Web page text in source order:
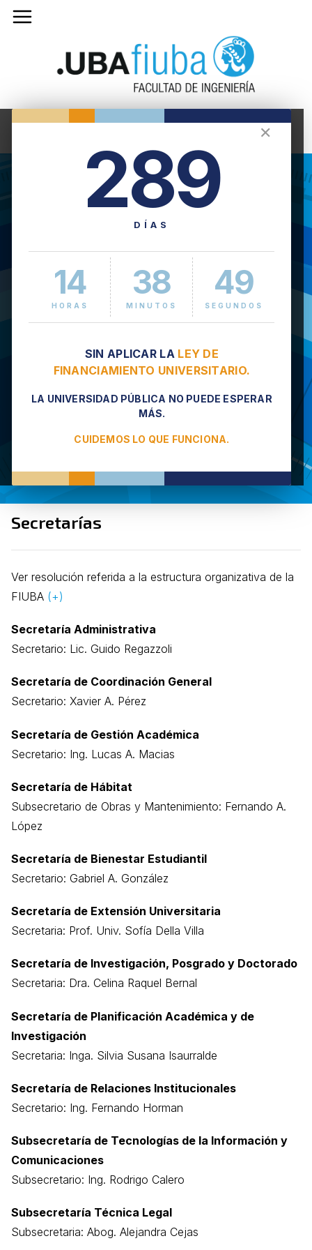
✕
289
DÍAS
14
HORAS
38
MINUTOS
50
SEGUNDOS
SIN APLICAR LA LEY DE
FINANCIAMIENTO UNIVERSITARIO.
LA UNIVERSIDAD PÚBLICA NO PUEDE ESPERAR
MÁS.
CUIDEMOS LO QUE FUNCIONA.
Secretarías
Ver resolución referida a la estructura organizativa de la
FIUBA (+)
Secretaría Administrativa
Secretario: Lic. Guido Regazzoli
Secretaría de Coordinación General
Secretario: Xavier A. Pérez
Secretaría de Gestión Académica
Secretario: Ing. Lucas A. Macias
Secretaría de Hábitat
Subsecretario de Obras y Mantenimiento: Fernando A.
López
Secretaría de Bienestar Estudiantil
Secretario: Gabriel A. González
Secretaría de Extensión Universitaria
Secretaria: Prof. Univ. Sofía Della Villa
Secretaría de Investigación, Posgrado y Doctorado
Secretaria: Dra. Celina Raquel Bernal
Secretaría de Planificación Académica y de
Investigación
Secretaria: Inga. Silvia Susana Isaurralde
Secretaría de Relaciones Institucionales
Secretario: Ing. Fernando Horman
Subsecretaría de Tecnologías de la Información y
Comunicaciones
Subsecretario: Ing. Rodrigo Calero
Subsecretaría Técnica Legal
Subsecretaria: Abog. Alejandra Cejas